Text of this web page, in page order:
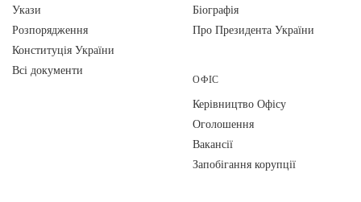
Укази
Розпорядження
Конституція України
Всі документи
Біографія
Про Президента України
ОФІС
Керівництво Офісу
Оголошення
Вакансії
Запобігання корупції